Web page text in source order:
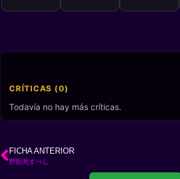
CRÍTICAS (0)
Todavía no hay más críticas.
FICHA ANTERIOR
野獣死すべし